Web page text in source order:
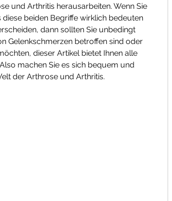
und Arthritis herausarbeiten. Wenn Sie
beiden Begriffe wirklich bedeuten
dann sollten Sie unbedingt
Gelenkschmerzen betroffen sind oder
dieser Artikel bietet Ihnen alle
machen Sie es sich bequem und
der Arthrose und Arthritis.